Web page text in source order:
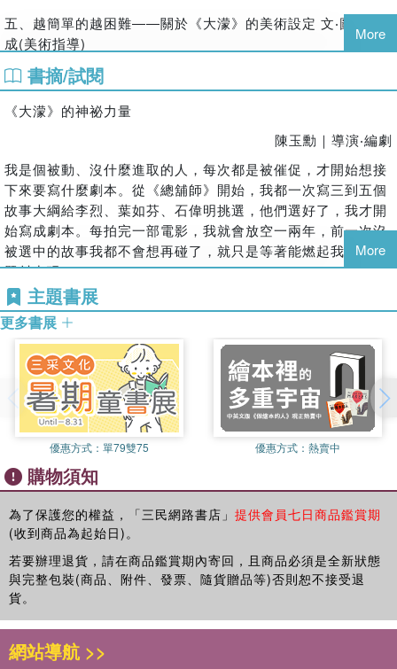
現更多理解的希望。
☆全台票房1億1千2百萬元
計、最佳造型設計、觀眾票選最佳影片
☆入選第28屆義大利烏迪內遠東國際影展主競賽單元
☆*國際各大影展競相邀約：香港國際電影節、亞洲躍動影
展、全州國際影展、聖地牙哥亞洲影展、新加坡華語電影節
☆5月27日起，NETFLIX感動播映
▌製作團隊
監製：葉如芬、李烈
導演、編劇：陳玉勳
製片人：張雅婷
美術指導：王誌成
副美術指導：尤麗雯
場景經理：林俞均
攝影指導：陳麒文
燈光指導：鍾瓊婷
造型指導：許力文
選角指導：陳靜媚
剪輯指導：賴秀雄
特效指導：郭憲聰
原創音樂：盧律銘
聲音指導：簡豐書
後期製片：陳惠君x謝翔
劇照攝影：吳易致（馬克）
大濛手寫字：熱血
主演：方郁婷、柯煒林、9m88、曾敬驊
電影出品：華文創股份有限公司／文化內容策進院／雷霆影視
有限合夥／阿榮影業股份有限公司／大禾電影有限公司
那樣的時代不會僅只有悲慘，反倒蘊藏給下一代的「希望」。
跨越時代持續轉動的手錶，正是「時間流」的象徵，承載著這
份不斷被刻寫下來的希望。――野嶋剛（記者、大東文化大學
教授）
深刻看見台灣人那份親切、溫柔與人情味背後的本質。這是一
段儘管受到命運擺布，仍堅持相信他人的青年純真的愛。當重
要的事被迷霧遮蔽、無法看清時，特別想推薦這部作品。這裡
的風景，會讓你始終記得自己身而為「人」的模樣。――一青
窈（歌手）
五、越簡單的越困難――關於《大濛》的美術設定 文‧圖/王誌
成(美術指導)
30張美術指導手繪稿✕ 12個年代場景✕6個關鍵畫面與物件
‧場景：甘蔗園、台北榮町、賊市、雜貨行與賭場、極樂殯儀
館、彩蝶歌舞團駐點的萬國大戲院、趙公道棚屋、歌舞團宿
‧關鍵畫面與物件：阿月追五分車、三輪車、金山街、阿霞與處
長、義賊高金鐘、「阿兄，我們要回家了！」
六、主創群筆記
方郁婷✕柯煒林✕9m88✕曾敬驊✕製片‧張雅婷✕場地經理‧林
俞均✕攝影指導‧陳麒文✕燈光指導‧鍾瓊婷✕造型指導‧許力文
✕選角指導‧陳靜媚✕剪輯指導‧賴秀雄✕特效指導‧郭憲聰✕原
(別冊 阿迷與阿水)
內文連載
《大濛》的神祕力量
陳玉勳｜導演‧編劇
我是個被動、沒什麼進取的人，每次都是被催促，才開始想接
下來要寫什麼劇本。從《總舖師》開始，我都一次寫三到五個
故事大綱給李烈、葉如芬、石偉明挑選，他們選好了，我才開
始寫成劇本。每拍完一部電影，我就會放空一兩年，前一次沒
被選中的故事我都不會想再碰了，就只是等著能燃起我熱情的
題材出現。
《消失的情人節》後，也是閒晃了一年多，等等看有什麼題材
也許是父母年事已高，我現在比較常去陪他們聊天，開始對於
他們成長的年代感到興趣。他們是從完全沒有電器設備，經歷
到現在的電腦AI時代，到底那個時代的人都在想什麼？過怎樣
的生活？我開始好奇地上網查資料，接著就看到許多白色恐怖
的史料，吸引著我一直去找更多的文章。
More
書摘/試閱
《大濛》的神祕力量
陳玉勳｜導演‧編劇
我是個被動、沒什麼進取的人，每次都是被催促，才開始想接
下來要寫什麼劇本。從《總舖師》開始，我都一次寫三到五個
故事大綱給李烈、葉如芬、石偉明挑選，他們選好了，我才開
始寫成劇本。每拍完一部電影，我就會放空一兩年，前一次沒
被選中的故事我都不會想再碰了，就只是等著能燃起我熱情的
題材出現。
《消失的情人節》後，也是閒晃了一年多，等等看有什麼題材
會來找我，結果等到了一股神祕的力量。
也許是父母年事已高，我現在比較常去陪他們聊天，開始對於
他們成長的年代感到興趣。他們是從完全沒有電器設備，經歷
到現在的電腦AI時代，到底那個時代的人都在想什麼？過怎樣
的生活？我開始好奇地上網查資料，接著就看到許多白色恐怖
的史料，吸引著我一直去找更多的文章。
那時經常失眠，像是進到那個世界，很多話想跟那些受難者和
家屬講，但我沒資格講什麼，沒資格同情、沒資格安慰、沒資
格說三道四，他們也不見得要人家的同情和安慰，但我就是感
到一種心疼，同時也驚訝這麼多有血有淚的事為什麼沒幾個人
拍成電影，我們不是創作自由嗎，不敢拍的原因是自己心裡有
個枷鎖？還是覺得沒人想看？會引起爭議？引起反感？為什麼
會引起反感？
然後，我開始把這些不知該怎麼用言語表達的情緒，以寫劇本
的方式抒發。接著收集更多資料，請教學者老師後，更加地謹
慎卑微，盡量不帶進自己的意見，以一個小女孩受難者家屬觀
會底層青年們在做什麼。
More
主題書展
更多書展
優惠方式： 單79雙75 優惠方式： 熱賣中
購物須知
為了保護您的權益，「三民網路書店」 提供會員七日商品鑑賞期
(收到商品為起始日)。
若要辦理退貨，請在商品鑑賞期內寄回，且商品必須是全新狀態
與完整包裝(商品、附件、發票、隨貨贈品等)否則恕不接受退
貨。
網站導航 >>